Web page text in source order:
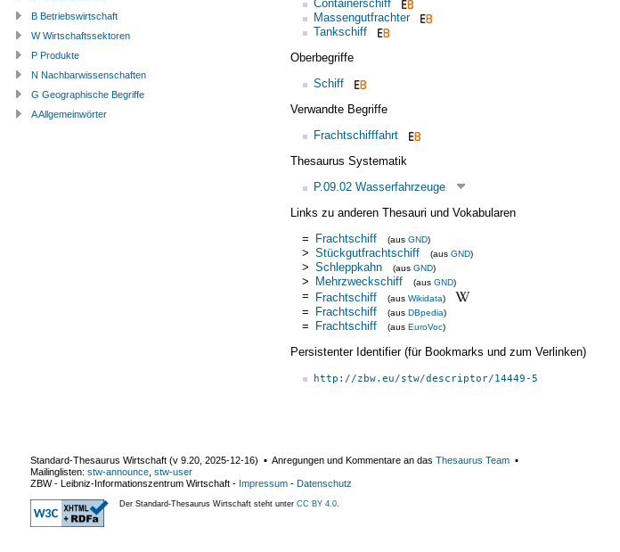
Containerschiff
Massengutfrachter
Tankschiff
Oberbegriffe
Schiff
Verwandte Begriffe
Frachtschifffahrt
Thesaurus Systematik
P.09.02 Wasserfahrzeuge
Links zu anderen Thesauri und Vokabularen
= Frachtschiff (aus GND)
> Stückgutfrachtschiff (aus GND)
> Schleppkahn (aus GND)
> Mehrzweckschiff (aus GND)
= Frachtschiff (aus Wikidata)
= Frachtschiff (aus DBpedia)
= Frachtschiff (aus EuroVoc)
Persistenter Identifier (für Bookmarks und zum Verlinken)
http://zbw.eu/stw/descriptor/14449-5
B Betriebswirtschaft
W Wirtschaftssektoren
P Produkte
N Nachbarwissenschaften
G Geographische Begriffe
A Allgemeinwörter
Standard-Thesaurus Wirtschaft (v 9.20 2025-12-16) ▪ Anregungen und Kommentare an das Thesaurus Team ▪
Mailinglisten: stw-announce stw-user
ZBW - Leibniz-Informationszentrum Wirtschaft - Impressum - Datenschutz
Der Standard-Thesaurus Wirtschaft steht unter CC BY 4.0